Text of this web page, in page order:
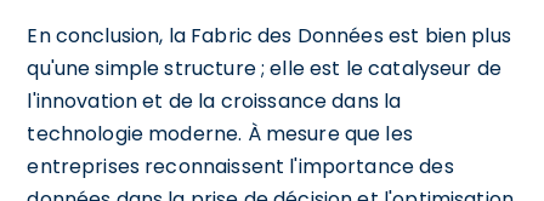
En conclusion, la Fabric des Données est bien plus
qu'une simple structure ; elle est le catalyseur de
l'innovation et de la croissance dans la
technologie moderne. À mesure que les
entreprises reconnaissent l'importance des